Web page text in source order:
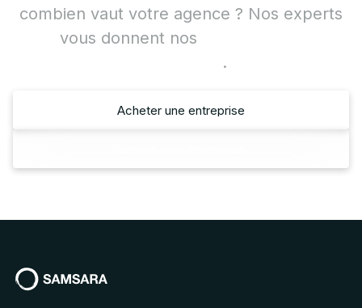
combien vaut votre agence ? Nos experts
vous donnent nos
.
Acheter une entreprise